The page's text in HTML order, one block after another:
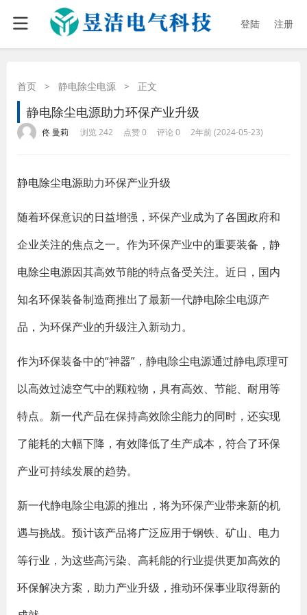
登陆 注册
首页 > 静电除尘电源 > 正文
静电除尘电源助力环保产业升级
佟 曼莉 浏览 242 点赞 0 评论 0 2年前 (2024-05-23)
静电除尘电源助力环保产业升级
随着环保意识的日益增强，环保产业成为了各国政府和
企业关注的焦点之一。作为环保产业中的重要装备，静
电除尘电源因其高效节能的特点备受关注。近日，国内
知名环保装备制造商推出了最新一代静电除尘电源产
品，为环保产业的升级注入新动力。
作为环保装备中的“神器”，静电除尘电源通过静电原理可
以高效过滤空气中的颗粒物，具有高效、节能、耐用等
特点。新一代产品在保持高效除尘能力的同时，还实现
了能耗的大幅下降，有效降低了生产成本，符合了环保
产业可持续发展的趋势。
新一代静电除尘电源的推出，将为环保产业带来新的机
遇与挑战。预计该产品将广泛应用于钢铁、矿山、电力
等行业，为这些高污染、高耗能的行业提供更加高效的
环保解决方案，助力产业升级，推动环保事业取得新的